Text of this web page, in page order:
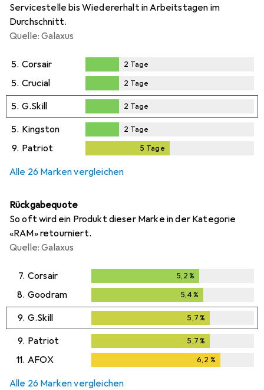
Servicestelle bis Wiedererhalt in Arbeitstagen im
Durchschnitt.
Quelle: Galaxus
5. Corsair
2Tage
2 Tage
5. Crucial
2Tage
2 Tage
5. G.Skill
2Tage
2 Tage
5. Kingston
2Tage
2 Tage
9. Patriot 5 Tage
Alle 26 Marken vergleichen
Rückgabequote
So oft wird ein Produkt dieser Marke in der Kategorie
«RAM» retourniert.
Quelle: Galaxus
7. Corsair 5,2 %
8. Goodram 5,4 %
9. G.Skill 5,7 %
9. Patriot 5,7 %
11. AFOX 6,2 %
Alle 26 Marken vergleichen